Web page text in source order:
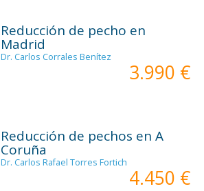
Reducción de pecho en
Madrid
Dr. Carlos Corrales Benítez
3.990 €
Reducción de pechos en A
Coruña
Dr. Carlos Rafael Torres Fortich
4.450 €